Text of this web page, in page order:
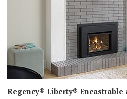
Regency® Liberty® Encastrable